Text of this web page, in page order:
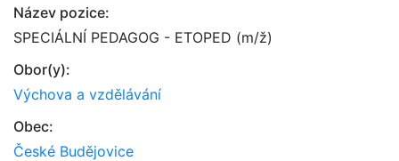
Název pozice:
SPECIÁLNÍ PEDAGOG - ETOPED (m/ž)
Obor(y):
Výchova a vzdělávání
Obec:
České Budějovice